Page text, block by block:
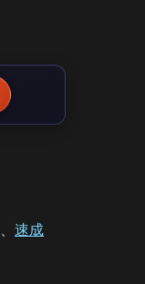
、 速成